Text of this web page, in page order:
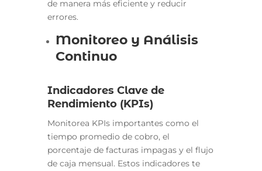
de manera más eficiente y reducir
errores.
Monitoreo y Análisis
Continuo
Indicadores Clave de
Rendimiento (KPIs)
Monitorea KPIs importantes como el
tiempo promedio de cobro, el
porcentaje de facturas impagas y el flujo
de caja mensual. Estos indicadores te